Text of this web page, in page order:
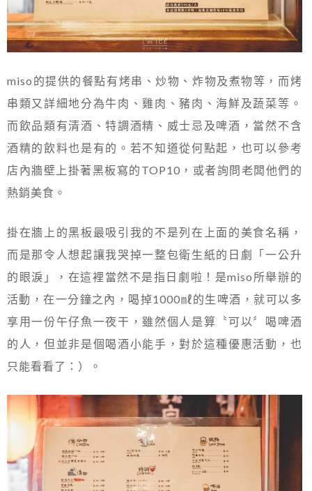
miso的提供的餐點有烤串、炒物、炸物及煮物等，而烤
串類又詳細地分為牛肉、雞肉、豬肉、海鮮及蔬菜等。
而飲品類有清酒、特調酒精、威士忌及啤酒，當然不含
酒精的飲料也是有的。若不知道從何點起，也可以參考
店內牆壁上掛著黑板寫的TOP10，或者詢問老闆他們的
熱銷美食。
掛在牆上的黑板最吸引我的不是列在上面的美食名稱，
而是那令人想起讓我哭掉一整包衛生紙的日劇「一公升
的眼淚」，在這裡當然不是指日劇啦！是miso所舉辦的
活動，在一分鐘之內，喝掉1000㎖的生啤酒，就可以多
享用一份午仔魚一夜干，雖然個人是算〝可以〞喝啤酒
的人，但並非是個喝酒小能手，對於這種優惠活動，也
只能看看了：）。